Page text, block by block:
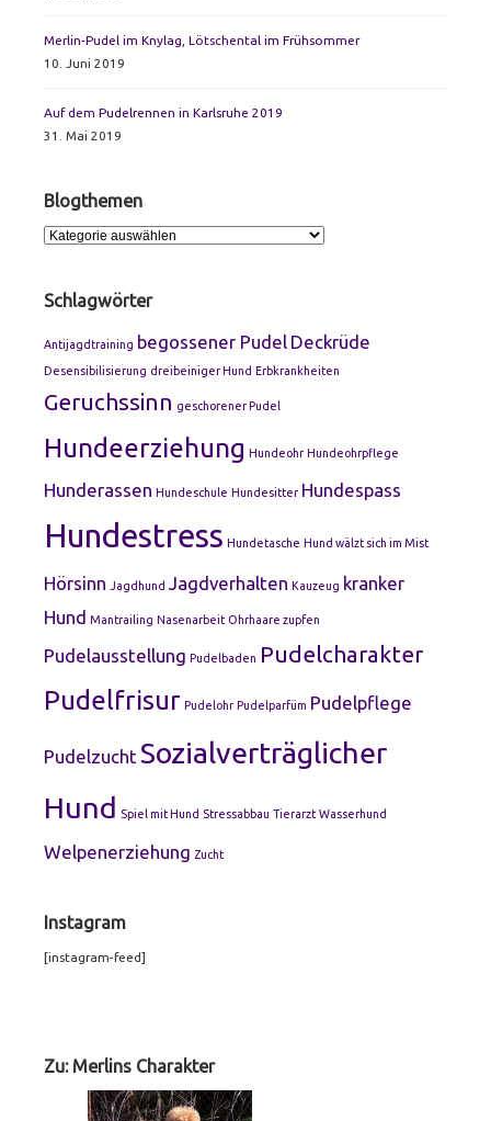
Merlin-Pudel im Knylag, Lötschental im Frühsommer
10. Juni 2019
Auf dem Pudelrennen in Karlsruhe 2019
31. Mai 2019
Blogthemen
Blogthemen
Schlagwörter
Antijagdtraining begossener Pudel Deckrüde
Desensibilisierung dreibeiniger Hund Erbkrankheiten
Geruchssinn geschorener Pudel
Hundeerziehung Hundeohr Hundeohrpflege
Hunderassen Hundeschule Hundesitter Hundespass
Hundestress Hundetasche Hund wälzt sich im Mist
Hörsinn Jagdhund Jagdverhalten Kauzeug kranker
Hund Mantrailing Nasenarbeit Ohrhaare zupfen
Pudelausstellung Pudelbaden Pudelcharakter
Pudelfrisur Pudelohr Pudelparfüm Pudelpflege
Pudelzucht Sozialverträglicher
Hund Spiel mit Hund Stressabbau Tierarzt Wasserhund
Welpenerziehung Zucht
Instagram
[instagram-feed]
Widgets
Zu: Merlins Charakter